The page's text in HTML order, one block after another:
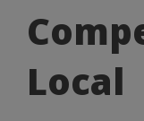
a
Local